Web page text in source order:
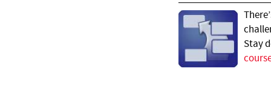
Stay